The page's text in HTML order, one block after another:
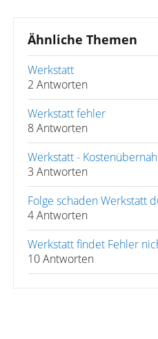
Ähnliche Themen
Werkstatt
2 Antworten
Werkstatt fehler
8 Antworten
Werkstatt -
3 Antworten
Folge schaden Werkstatt
4 Antworten
Werkstatt findet Fehler
10 Antworten